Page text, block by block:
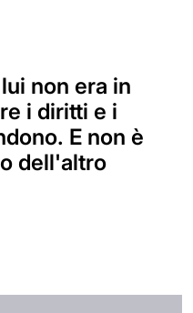
non era in
i diritti e i
E non è
dell'altro